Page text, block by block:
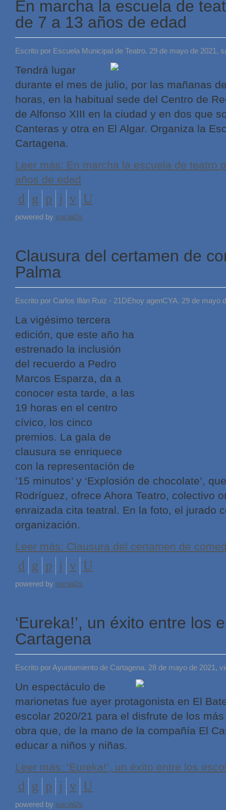
En marcha la escuela de
de 7 a 13 años de edad
Escrito por Escuela Municipal de Teatro. 29 de mayo de 2021,
Tendrá lugar
durante el mes de julio, por las mañanas
horas, en la habitual sede del Centro de
de Alfonso XIII en la ciudad y en dos que
Canteras y otra en El Algar. Organiza la
Cartagena.
Leer más: En marcha la escuela de teatro
años de edad
powered by social2s
Clausura del certamen de
Palma
Escrito por Carlos Illán Ruiz - 21DEhoy agenCYA. 29 de mayo
La vigésimo tercera
edición, que este año ha
estrenado la inclusión
del recuerdo a Pedro
Marcos Esparza, da a
conocer esta tarde, a las
19 horas en el centro
cívico, los cinco
premios. La gala de
clausura se enriquece
con la representación de
’15 minutos’ y ‘Explosión de chocolate’,
Rodríguez, ofrece Ahora Teatro, colectivo
enraizada cita teatral. En la foto, el jurado
organización.
Leer más: Clausura del certamen de
powered by social2s
‘Eureka!’, un éxito entre los
Cartagena
Escrito por Ayuntamiento de Cartagena. 28 de mayo de 2021,
Un espectáculo de
marionetas fue ayer protagonista en El
escolar 2020/21 para el disfrute de los
obra que, de la mano de la compañía El
educar a niños y niñas.
Leer más: ‘Eureka!’, un éxito entre los
powered by social2s